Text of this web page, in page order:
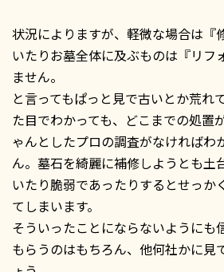
状況によりますが、軽微な場合は『
いたりお墓全体に及ぶものは『リフ
ません。
と言ってもぱっと見で古いとか荒れ
た目でわかっても、どこまでの処置
ゃんとしたプロの調査がなければわ
ん。墓石を綺麗に補修しようとも土
いたり脆弱であったりするとせっか
てしまいます。
そういったことにならないようにも
もらうのはもちろん、他何社かに見